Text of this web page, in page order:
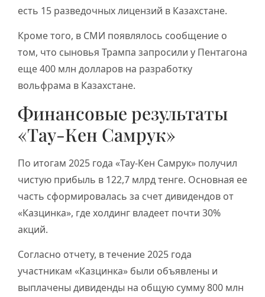
есть 15 разведочных лицензий в Казахстане.
Кроме того, в СМИ появлялось сообщение о
том, что сыновья Трампа запросили у Пентагона
еще 400 млн долларов на разработку
вольфрама в Казахстане.
Финансовые результаты
«Тау-Кен Самрук»
По итогам 2025 года «Тау-Кен Самрук» получил
чистую прибыль в 122,7 млрд тенге. Основная ее
часть сформировалась за счет дивидендов от
«Казцинка», где холдинг владеет почти 30%
акций.
Согласно отчету, в течение 2025 года
участникам «Казцинка» были объявлены и
выплачены дивиденды на общую сумму 800 млн